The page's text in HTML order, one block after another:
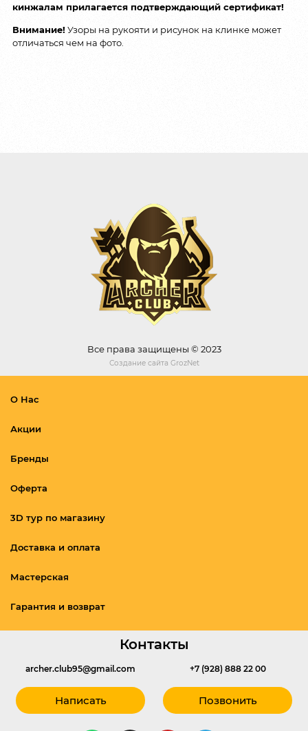
кинжалам прилагается подтверждающий сертификат!
Внимание! Узоры на рукояти и рисунок на клинке может
отличаться чем на фото.
Все права защищены © 2023
Создание сайта GrozNet
О Нас
Акции
Бренды
Оферта
3D тур по магазину
Доставка и оплата
Мастерская
Гарантия и возврат
Контакты
archer.club95@gmail.com
Написать
+7 (928) 888 22 00
Позвонить